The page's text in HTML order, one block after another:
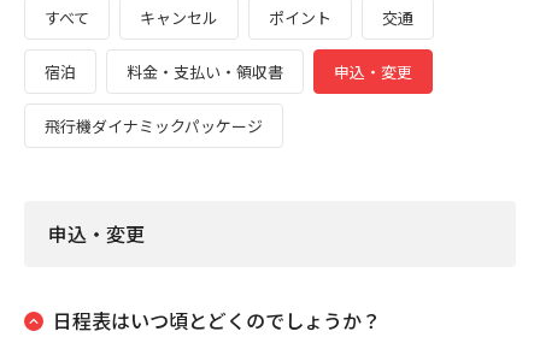
すべて キャンセル ポイント 交通
宿泊 料金・支払い・領収書 申込・変更
飛行機ダイナミックパッケージ
申込・変更
日程表はいつ頃とどくのでしょうか？